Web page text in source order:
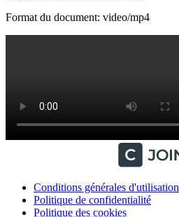
Format du document: video/mp4
Conditions générales d'utilisation
Politique de confidentialité
Politique des cookies